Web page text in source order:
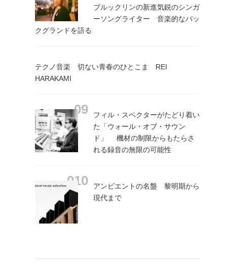
ブルックリンの新進気鋭のシンガ
ーソングライター 音楽的なバッ
クグランドを語る
テクノ音楽 切ない青春のひとこま REI
HARAKAMI
フィル・スペクターがたどり着い
た「ウォール・オブ・サウン
ド」 機材の制限からもたらさ
れる録音の無限の可能性
アンビエントの名盤 黎明期から
現代まで